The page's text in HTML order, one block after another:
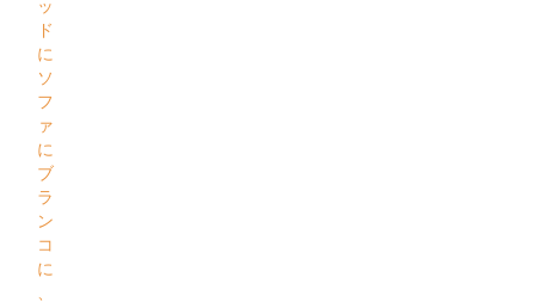
ッ
ド
に
ソ
フ
ァ
に
ブ
ラ
ン
コ
に